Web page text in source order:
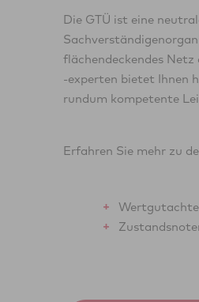
Die GTÜ ist eine
flächendeckendes
-experten bietet Ihnen
rundum kompetente
Expertinnen und -experten
gerne, welches
benötigen und
Erfahren Sie mehr zu